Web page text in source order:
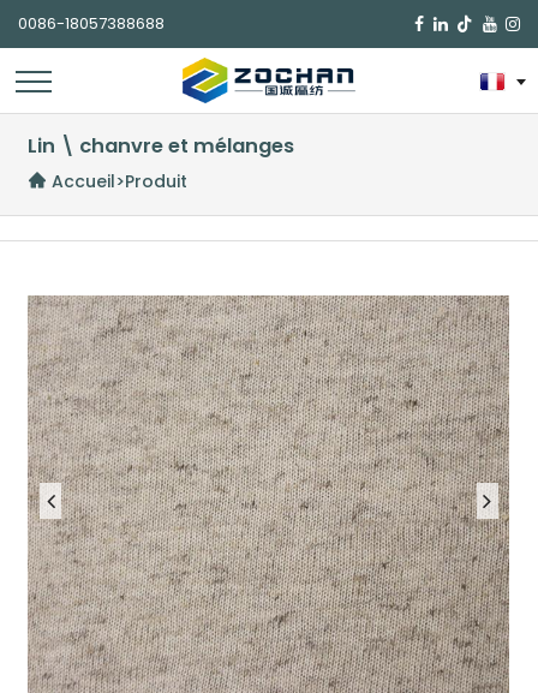
0086-18057388688 
Lin \ chanvre et mélanges
Accueil>Produit